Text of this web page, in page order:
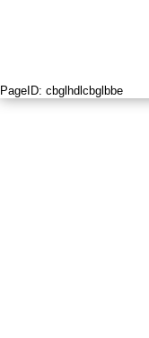
PageID: cbglhdlcbglbbe